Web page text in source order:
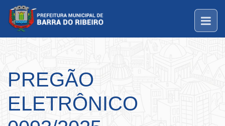
PREGÃO
ELETRÔNICO